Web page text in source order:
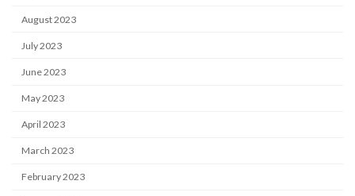
August 2023
July 2023
June 2023
May 2023
April 2023
March 2023
February 2023